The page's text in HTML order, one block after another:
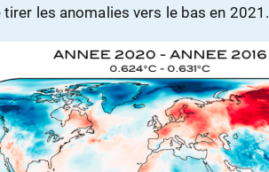
les anomalies vers le bas en 2021.